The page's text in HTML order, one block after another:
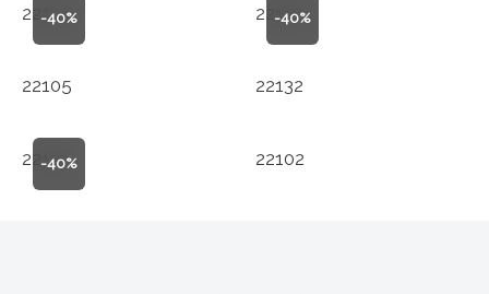
-40%
22114 -40%
22117
22105 22132
-40%
22131 22102